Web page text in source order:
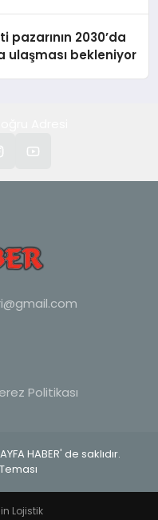
pazarının 2030’da
ulaşması bekleniyor
Politikası
HABER' de saklıdır.
Lojistik